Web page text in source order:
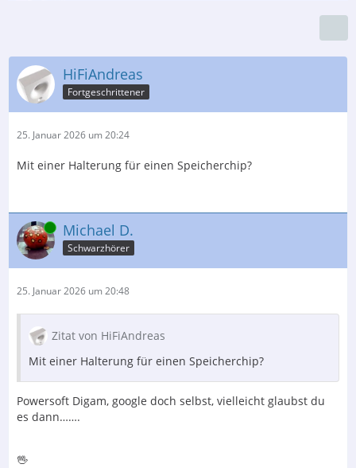
HiFiAndreas
Fortgeschrittener
25. Januar 2026 um 20:24
Mit einer Halterung für einen Speicherchip?
Online Michael D.
Schwarzhörer
25. Januar 2026 um 20:48
Zitat von HiFiAndreas
Mit einer Halterung für einen Speicherchip?
Powersoft Digam, google doch selbst, vielleicht glaubst du
es dann…….
🖖